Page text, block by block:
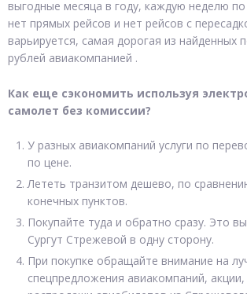
выгодные месяца в году, каждую неделю
нет прямых рейсов и нет рейсов с
варьируется, самая дорогая из найденных
рублей авиакомпанией .
Как еще сэкономить используя
самолет без комиссии?
У разных авиакомпаний услуги по
по цене.
Лететь транзитом дешево, по
конечных пунктов.
Покупайте туда и обратно сразу. Это
Сургут Стрежевой в одну сторону.
При покупке обращайте внимание на
спецпредложения авиакомпаний, акции,